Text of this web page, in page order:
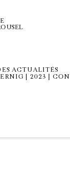
ACTUALITÉS
| 2023 |